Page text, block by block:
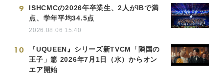
9
ISHCMCの2026年卒業生、2人がIBで満
点、学年平均34.5点
2026.08.06 15:40
10
『UQUEEN』シリーズ新TVCM「隣国の
王子」篇 2026年7月1日（水）からオン
エア開始